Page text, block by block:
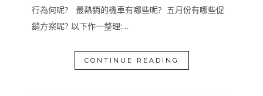
行為何呢? 最熱銷的機車有哪些呢? 五月份有哪些促
銷方案呢? 以下作一整理:…
CONTINUE READING